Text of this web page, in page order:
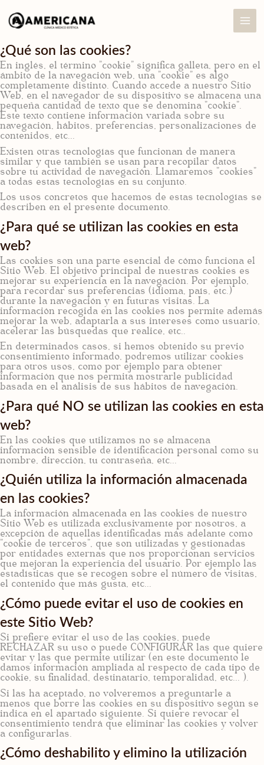
contenido
¿Qué son las cookies?
En inglés, el término "cookie" significa galleta, pero en el
ámbito de la navegación web, una "cookie" es algo
completamente distinto. Cuando accede a nuestro Sitio
Web, en el navegador de su dispositivo se almacena una
pequeña cantidad de texto que se denomina "cookie".
Este texto contiene información variada sobre su
navegación, hábitos, preferencias, personalizaciones de
contenidos, etc...
Existen otras tecnologías que funcionan de manera
similar y que también se usan para recopilar datos
sobre tu actividad de navegación. Llamaremos "cookies"
a todas estas tecnologías en su conjunto.
Los usos concretos que hacemos de estas tecnologías se
describen en el presente documento.
¿Para qué se utilizan las cookies en esta
web?
Las cookies son una parte esencial de cómo funciona el
Sitio Web. El objetivo principal de nuestras cookies es
mejorar su experiencia en la navegación. Por ejemplo,
para recordar sus preferencias (idioma, país, etc.)
durante la navegación y en futuras visitas. La
información recogida en las cookies nos permite además
mejorar la web, adaptarla a sus intereses como usuario,
acelerar las búsquedas que realice, etc..
En determinados casos, si hemos obtenido su previo
consentimiento informado, podremos utilizar cookies
para otros usos, como por ejemplo para obtener
información que nos permita mostrarle publicidad
basada en el análisis de sus hábitos de navegación.
¿Para qué NO se utilizan las cookies en esta
web?
En las cookies que utilizamos no se almacena
información sensible de identificación personal como su
nombre, dirección, tu contraseña, etc...
¿Quién utiliza la información almacenada
en las cookies?
La información almacenada en las cookies de nuestro
Sitio Web es utilizada exclusivamente por nosotros, a
excepción de aquellas identificadas más adelante como
"cookie de terceros", que son utilizadas y gestionadas
por entidades externas que nos proporcionan servicios
que mejoran la experiencia del usuario. Por ejemplo las
estadísticas que se recogen sobre el número de visitas,
el contenido que más gusta, etc...
¿Cómo puede evitar el uso de cookies en
este Sitio Web?
Si prefiere evitar el uso de las cookies, puede
RECHAZAR su uso o puede CONFIGURAR las que quiere
evitar y las que permite utilizar (en este documento le
damos información ampliada al respecto de cada tipo de
cookie, su finalidad, destinatario, temporalidad, etc... ).
Si las ha aceptado, no volveremos a preguntarle a
menos que borre las cookies en su dispositivo según se
indica en el apartado siguiente. Si quiere revocar el
consentimiento tendrá que eliminar las cookies y volver
a configurarlas.
¿Cómo deshabilito y elimino la utilización